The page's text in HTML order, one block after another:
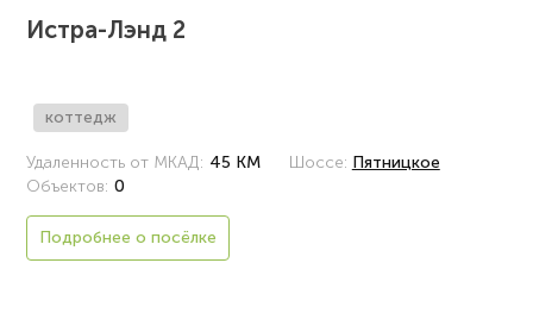
Истра-Лэнд 2
коттедж
Удаленность от МКАД: 45 КМ Шоссе: Пятницкое
Объектов: 0
Подробнее о посёлке